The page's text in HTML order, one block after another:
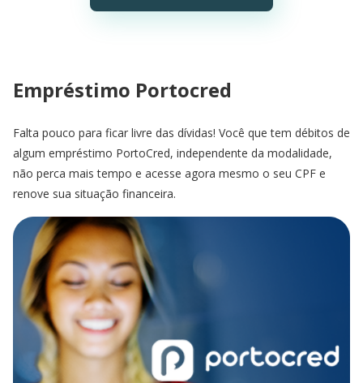
Empréstimo Portocred
Falta pouco para ficar livre das dívidas! Você que tem débitos de
algum empréstimo PortoCred, independente da modalidade,
não perca mais tempo e acesse agora mesmo o seu CPF e
renove sua situação financeira.